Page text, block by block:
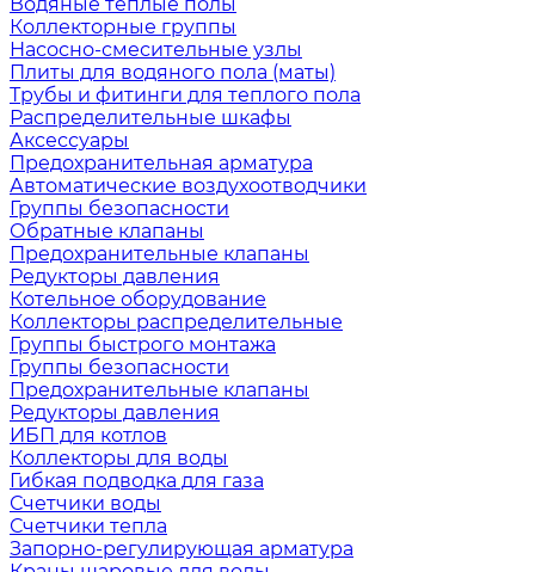
Коллекторные группы
Насосно-смесительные узлы
Плиты для водяного пола (маты)
Трубы и фитинги для теплого пола
Распределительные шкафы
Аксессуары
Предохранительная арматура
Автоматические воздухоотводчики
Группы безопасности
Обратные клапаны
Предохранительные клапаны
Редукторы давления
Котельное оборудование
Коллекторы распределительные
Группы быстрого монтажа
Группы безопасности
Предохранительные клапаны
Редукторы давления
ИБП для котлов
Коллекторы для воды
Гибкая подводка для газа
Счетчики воды
Счетчики тепла
Запорно-регулирующая арматура